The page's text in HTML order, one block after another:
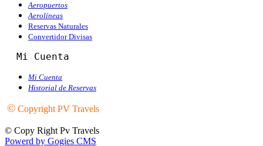
Aeropuertos
Aerolíneas
Reservas Naturales
Convertidor Divisas
Mi Cuenta
Mi Cuenta
Historial de Reservas
© Copyright PV Travels
© Copy Right Pv Travels
Powerd by Gogies CMS